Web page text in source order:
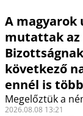
A magyarok
mutattak az
következő
ennél is
Megelőztük a
2026.08.08 13:21